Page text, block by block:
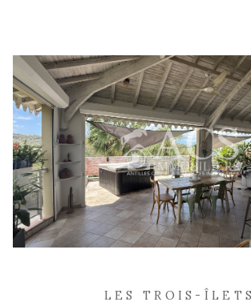
T3 MEUBLE A DEUX PAS
ANSE
299
REF :
PRIX EN